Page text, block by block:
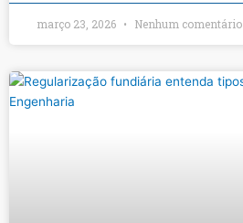
março 23, 2026 Nenhum comentário